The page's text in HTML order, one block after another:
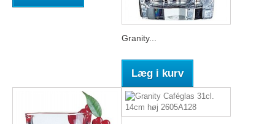
Granity...
Læg i kurv